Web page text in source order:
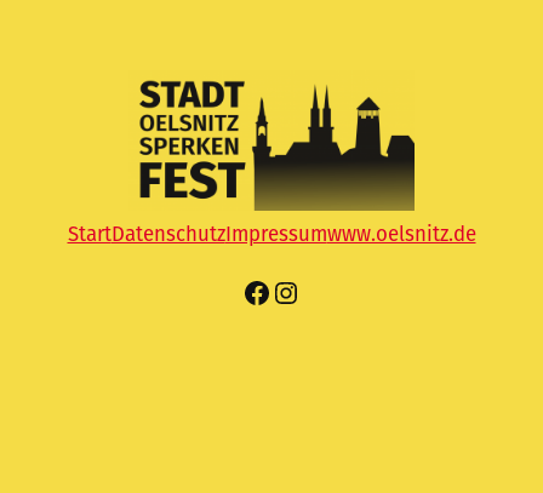
StartDatenschutzImpressumwww.oelsnitz.de
Facebook
Instagram